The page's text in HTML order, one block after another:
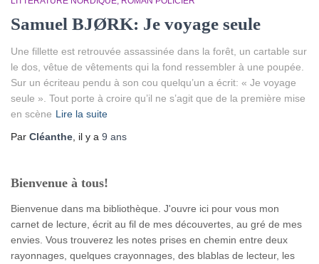
Samuel BJØRK: Je voyage seule
Une fillette est retrouvée assassinée dans la forêt, un cartable sur
le dos, vêtue de vêtements qui la fond ressembler à une poupée.
Sur un écriteau pendu à son cou quelqu’un a écrit: « Je voyage
seule ». Tout porte à croire qu’il ne s’agit que de la première mise
en scène Lire la suite
Par Cléanthe , il y a 9 ans
Bienvenue à tous!
Bienvenue dans ma bibliothèque. J'ouvre ici pour vous mon
carnet de lecture, écrit au fil de mes découvertes, au gré de mes
envies. Vous trouverez les notes prises en chemin entre deux
rayonnages, quelques crayonnages, des blablas de lecteur, les